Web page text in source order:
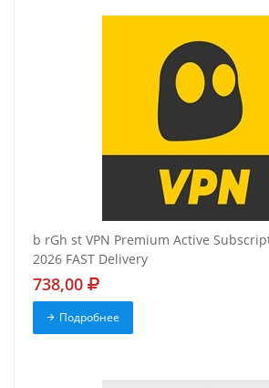
b rGh st VPN Premium Active
2026 FAST Delivery
738,00
Подробнее